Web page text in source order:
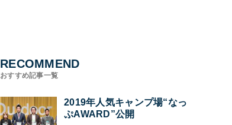
RECOMMEND
おすすめ記事一覧
2019年人気キャンプ場“なっ
ぷAWARD”公開